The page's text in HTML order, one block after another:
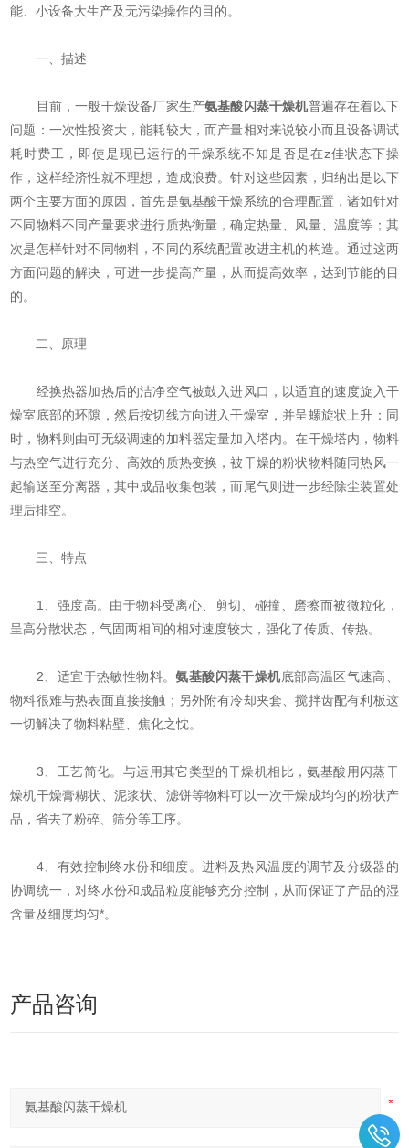
能、小设备大生产及无污染操作的目的。
一、描述
目前，一般干燥设备厂家生产氨基酸闪蒸干燥机普遍存在着以下
问题：一次性投资大，能耗较大，而产量相对来说较小而且设备调试
耗时费工，即使是现已运行的干燥系统不知是否是在z佳状态下操
作，这样经济性就不理想，造成浪费。针对这些因素，归纳出是以下
两个主要方面的原因，首先是氨基酸干燥系统的合理配置，诸如针对
不同物料不同产量要求进行质热衡量，确定热量、风量、温度等；其
次是怎样针对不同物料，不同的系统配置改进主机的构造。通过这两
方面问题的解决，可进一步提高产量，从而提高效率，达到节能的目
的。
二、原理
经换热器加热后的洁净空气被鼓入进风口，以适宜的速度旋入干
燥室底部的环隙，然后按切线方向进入干燥室，并呈螺旋状上升：同
时，物料则由可无级调速的加料器定量加入塔内。在干燥塔内，物料
与热空气进行充分、高效的质热变换，被干燥的粉状物料随同热风一
起输送至分离器，其中成品收集包装，而尾气则进一步经除尘装置处
理后排空。
三、特点
1、强度高。由于物科受离心、剪切、碰撞、磨擦而被微粒化，
呈高分散状态，气固两相间的相对速度较大，强化了传质、传热。
2、适宜于热敏性物料。氨基酸闪蒸干燥机底部高温区气速高、
物料很难与热表面直接接触；另外附有冷却夹套、搅拌齿配有利板这
一切解决了物料粘壁、焦化之忱。
3、工艺简化。与运用其它类型的干燥机相比，氨基酸用闪蒸干
燥机干燥膏糊状、泥浆状、滤饼等物料可以一次干燥成均匀的粉状产
品，省去了粉碎、筛分等工序。
4、有效控制终水份和细度。进料及热风温度的调节及分级器的
协调统一，对终水份和成品粒度能够充分控制，从而保证了产品的湿
含量及细度均匀*。
产品咨询